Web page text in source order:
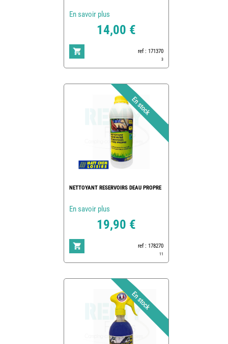
En savoir plus
14,00 €
ref : 171370
3
NETTOYANT RESERVOIRS DEAU PROPRE
En savoir plus
19,90 €
ref : 178270
11